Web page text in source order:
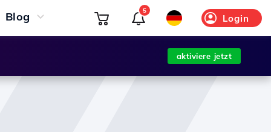
Blog Login
5
aktiviere jetzt